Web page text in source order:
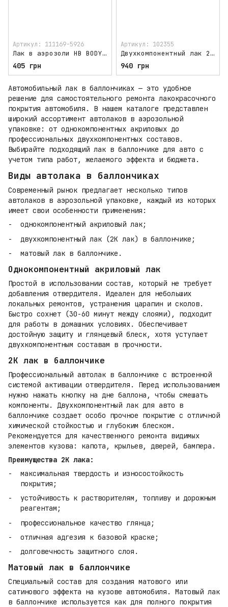
Артикул: 111169-5926
Лак в аэрозоли HB BODY C496 Pro 2K HS
405 грн
Артикул: 102355
Двухкомпонентный лак 2К в баллончике APP Klarlack FD Spray
940 грн
Автомобильный лак в баллончиках — это удобное
решение для самостоятельного ремонта лакокрасочного
покрытия автомобиля. В нашем каталоге представлен
широкий ассортимент автолаков в аэрозольной
упаковке: от однокомпонентных акриловых до
профессиональных двухкомпонентных составов.
Выбирайте подходящий лак в баллончике для авто с
учетом типа работ, желаемого эффекта и бюджета.
Виды автолака в баллончиках
Современный рынок предлагает несколько типов
автолаков в аэрозольной упаковке, каждый из которых
имеет свои особенности применения:
однокомпонентный акриловый лак;
двухкомпонентный лак (2К лак) в баллончике;
матовый лак в баллончике.
Однокомпонентный акриловый лак
Простой в использовании состав, который не требует
добавления отвердителя. Идеален для небольших
локальных ремонтов, устранения царапин и сколов.
Быстро сохнет (30-60 минут между слоями), подходит
для работы в домашних условиях. Обеспечивает
достойную защиту и глянцевый блеск, хотя уступает
двухкомпонентным составам в прочности.
2К лак в баллончике
Профессиональный автолак в баллончике с встроенной
системой активации отвердителя. Перед использованием
нужно нажать кнопку на дне баллона, чтобы смешать
компоненты. Двухкомпонентный лак для авто в
баллончике создает особо прочное покрытие с отличной
химической стойкостью и глубоким блеском.
Рекомендуется для качественного ремонта видимых
элементов кузова: капота, крыльев, дверей, бампера.
Преимущества 2К лака:
максимальная твердость и износостойкость
покрытия;
устойчивость к растворителям, топливу и дорожным
реагентам;
профессиональное качество глянца;
отличная адгезия к базовой краске;
долговечность защитного слоя.
Матовый лак в баллончике
Специальный состав для создания матового или
сатинового эффекта на кузове автомобиля. Матовый лак
в баллончике используется как для полного покрытия